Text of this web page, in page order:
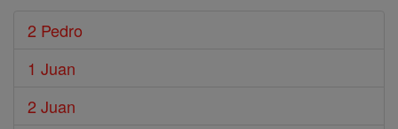
2 Pedro
1 Juan
2 Juan